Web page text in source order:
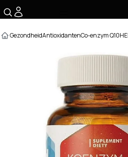
GezondheidAntioxidantenCo-enzym Q10